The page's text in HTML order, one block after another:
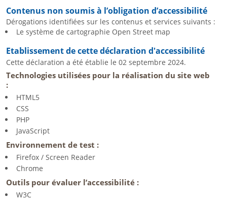
Contenus non soumis à l’obligation d’accessibilité
Dérogations identifiées sur les contenus et services suivants :
Le système de cartographie Open Street map
Etablissement de cette déclaration d'accessibilité
Cette déclaration a été établie le 02 septembre 2024.
Technologies utilisées pour la réalisation du site web
:
HTML5
CSS
PHP
JavaScript
Environnement de test :
Firefox / Screen Reader
Chrome
Outils pour évaluer l’accessibilité :
W3C